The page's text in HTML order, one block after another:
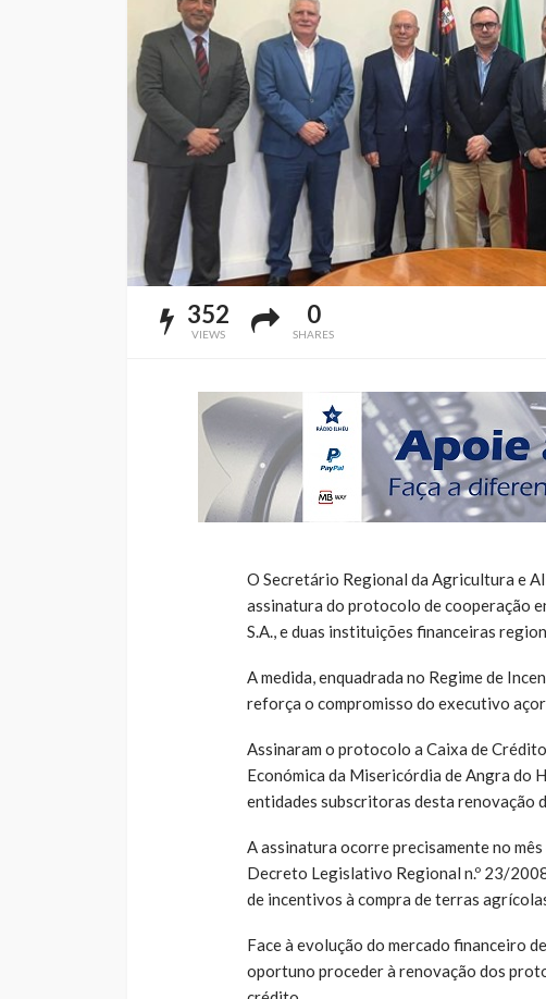
352
VIEWS
0
SHARES
O Secretário Regional da Agricultura e
assinatura do protocolo de cooperação
S.A., e duas instituições financeiras
A medida, enquadrada no Regime de
reforça o compromisso do executivo
Assinaram o protocolo a Caixa de
Económica da Misericórdia de Angra do
entidades subscritoras desta renovação
A assinatura ocorre precisamente no
Decreto Legislativo Regional n.º 23/
de incentivos à compra de terras
Face à evolução do mercado financeiro
oportuno proceder à renovação dos